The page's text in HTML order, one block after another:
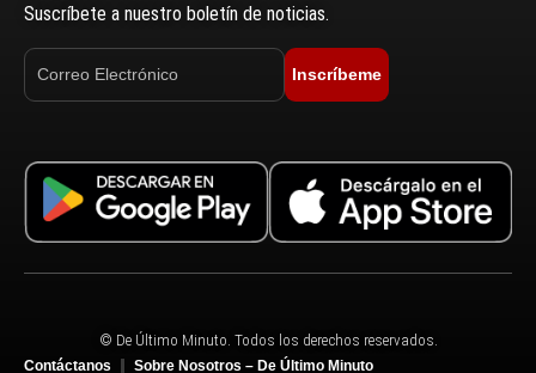
Suscríbete a nuestro boletín de noticias.
Inscríbeme
© De Último Minuto. Todos los derechos reservados.
Contáctanos
Sobre Nosotros – De Último Minuto